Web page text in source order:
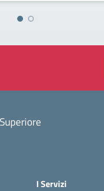
I Servizi